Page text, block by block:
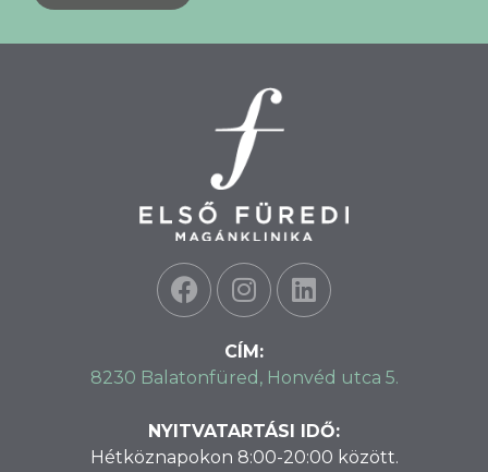
CÍM:
8230 Balatonfüred, Honvéd utca 5.
NYITVATARTÁSI IDŐ:
Hétköznapokon 8:00-20:00 között.